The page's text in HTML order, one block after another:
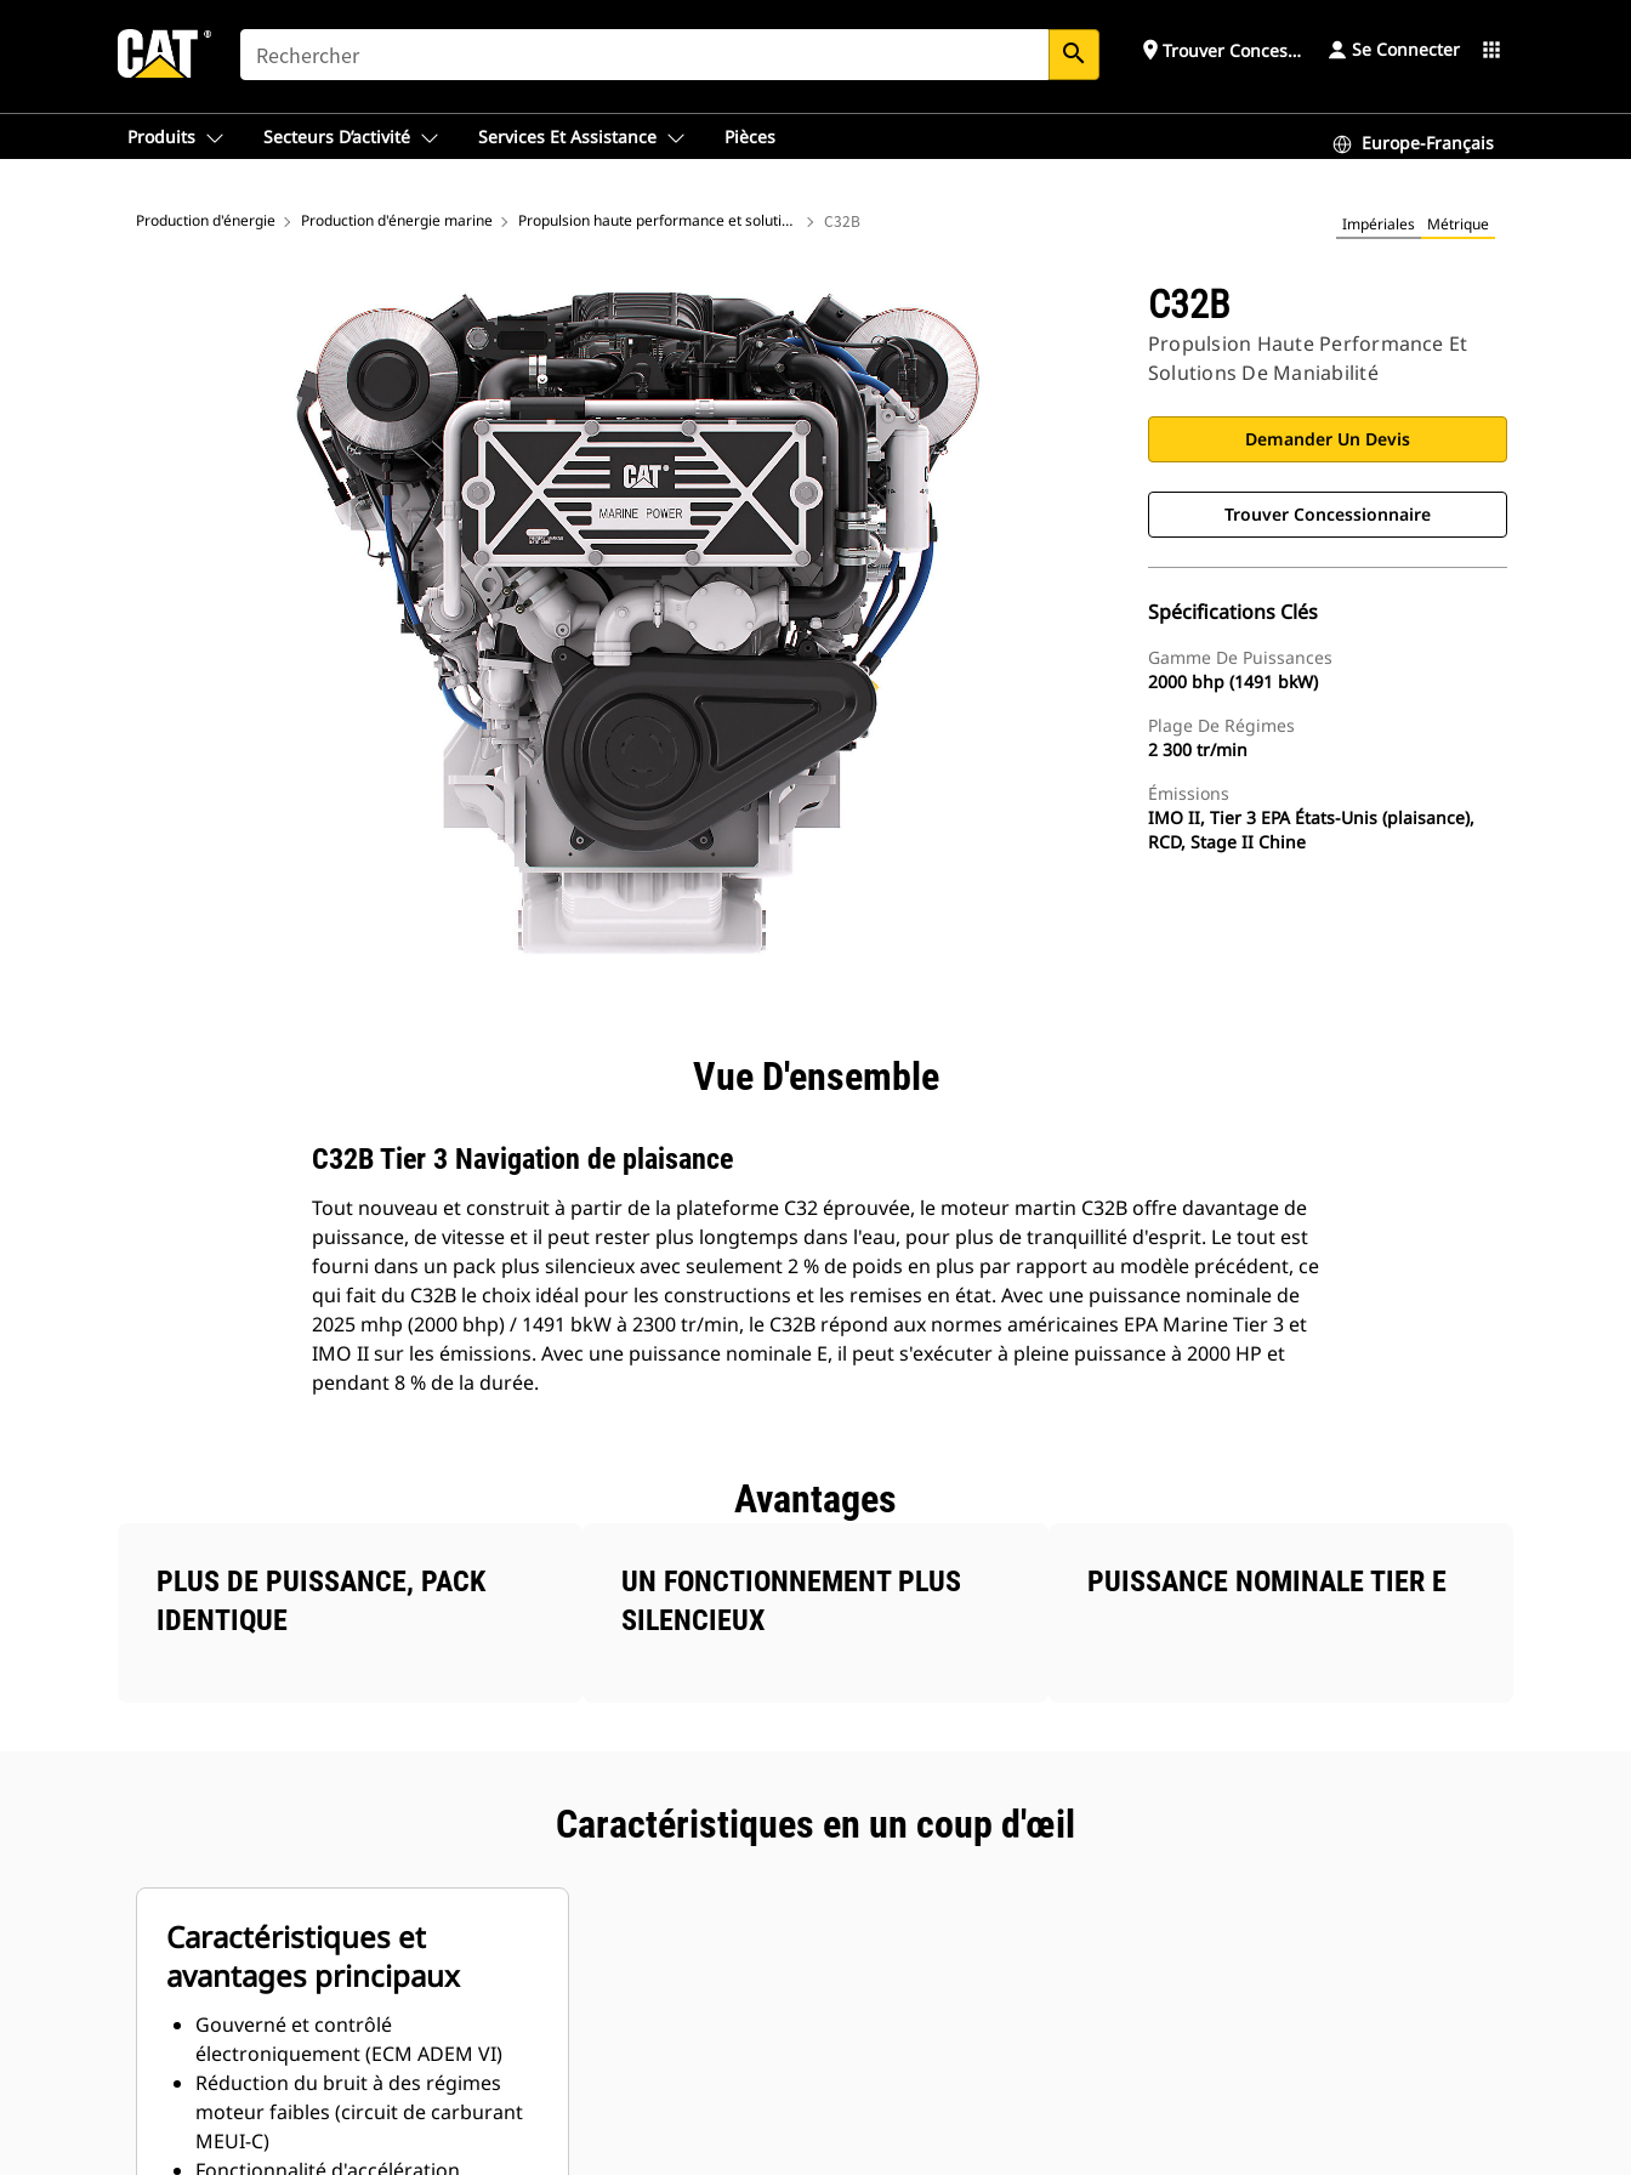
SEARCH search place Trouver ConcessionnaireSe Connecter apps
Produits Secteurs D’activité Services Et Assistance Pièces Europe-Français
Production d'énergie Production d'énergie marine Propulsion haute performance et solutions de maniabilité C32B Impériales Métrique
C32B
Propulsion Haute Performance Et
Solutions De Maniabilité
Demander Un Devis
Trouver Concessionnaire
Spécifications Clés
Gamme De Puissances
2000 bhp (1491 bkW)
Plage De Régimes
2 300 tr/min
Émissions
IMO II, Tier 3 EPA États-Unis (plaisance),
RCD, Stage II Chine
Vue D'ensemble
C32B Tier 3 Navigation de plaisance
Tout nouveau et construit à partir de la plateforme C32 éprouvée, le moteur martin C32B offre davantage de
puissance, de vitesse et il peut rester plus longtemps dans l'eau, pour plus de tranquillité d'esprit. Le tout est
fourni dans un pack plus silencieux avec seulement 2 % de poids en plus par rapport au modèle précédent, ce
qui fait du C32B le choix idéal pour les constructions et les remises en état. Avec une puissance nominale de
2025 mhp (2000 bhp) / 1491 bkW à 2300 tr/min, le C32B répond aux normes américaines EPA Marine Tier 3 et
IMO II sur les émissions. Avec une puissance nominale E, il peut s'exécuter à pleine puissance à 2000 HP et
pendant 8 % de la durée.
Avantages
PLUS DE PUISSANCE, PACK
IDENTIQUE
UN FONCTIONNEMENT PLUS
SILENCIEUX
PUISSANCE NOMINALE TIER E
Caractéristiques en un coup d'œil
Caractéristiques et
avantages principaux
Gouverné et contrôlé
électroniquement (ECM ADEM VI)
Réduction du bruit à des régimes
moteur faibles (circuit de carburant
MEUI-C)